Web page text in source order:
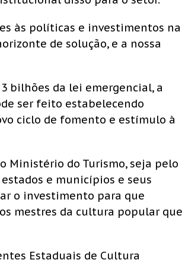
às políticas e investimentos na
de solução, e a nossa
bilhões da lei emergencial, a
ser feito estabelecendo
ciclo de fomento e estímulo à
do Turismo, seja pelo
estados e municípios e seus
o investimento para que
mestres da cultura popular que
Estaduais de Cultura